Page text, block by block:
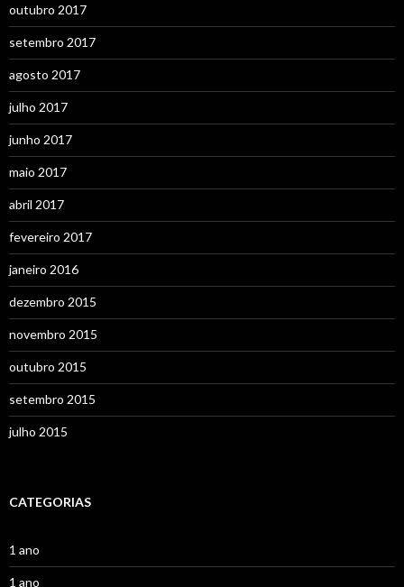
outubro 2017
setembro 2017
agosto 2017
julho 2017
junho 2017
maio 2017
abril 2017
fevereiro 2017
janeiro 2016
dezembro 2015
novembro 2015
outubro 2015
setembro 2015
julho 2015
CATEGORIAS
1 ano
1 ano